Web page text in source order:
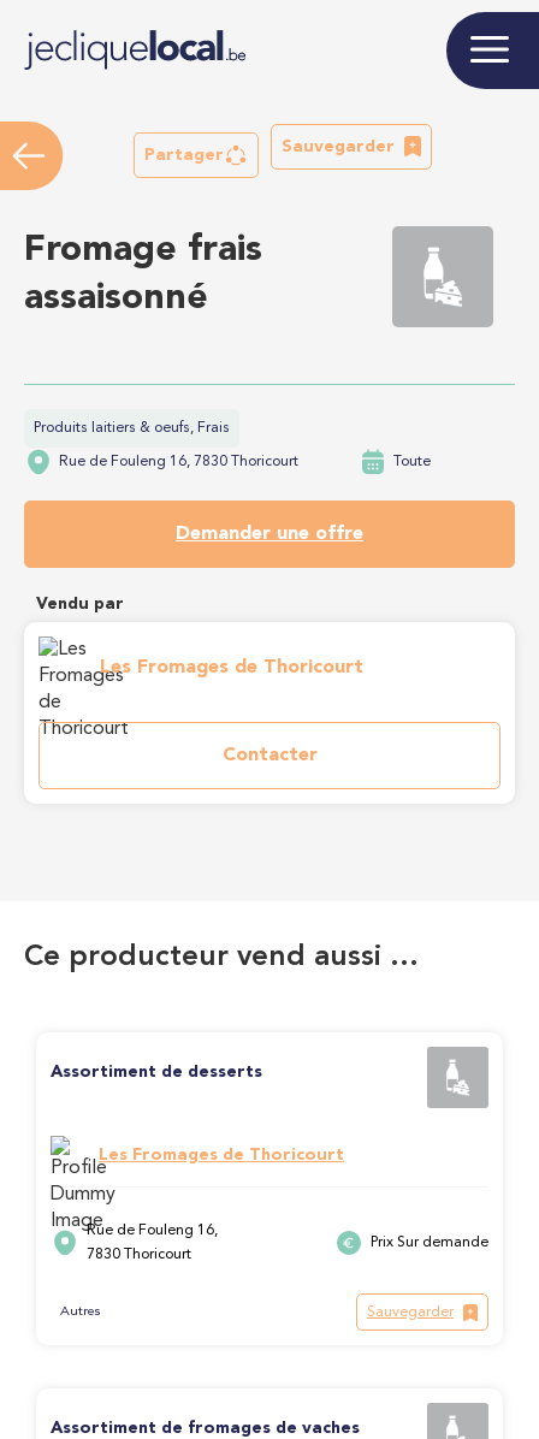
Partager
Sauvegarder
Fromage frais
assaisonné
Produits laitiers & oeufs, Frais
Rue de Fouleng 16, 7830 Thoricourt Toute
Demander une offre
Vendu par
Les Fromages de Thoricourt
Contacter
Ce producteur vend aussi …
Assortiment de desserts
Les Fromages de Thoricourt
Rue de Fouleng 16,
7830 Thoricourt
Prix Sur demande
Autres Sauvegarder
Assortiment de fromages de vaches